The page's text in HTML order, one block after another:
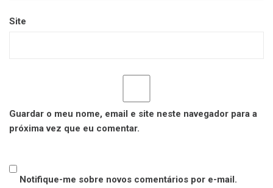
Site
Guardar o meu nome, email e site neste navegador para a
próxima vez que eu comentar.
Notifique-me sobre novos comentários por e-mail.